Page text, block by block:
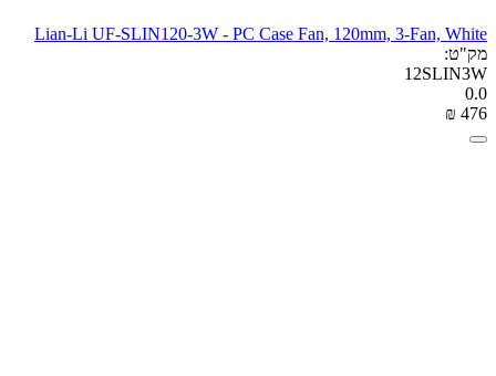
Lian-Li UF-SLIN120-3W - PC Case Fan, 120mm, 3-Fan, White
מק"ט:
12SLIN3W
0.0
₪ ‍476‍